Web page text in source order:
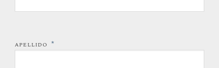
APELLIDO *